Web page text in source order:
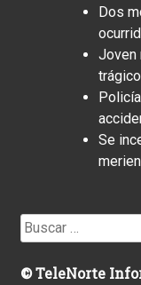
Dos
Joven
Se
Buscar:
© TeleNorte